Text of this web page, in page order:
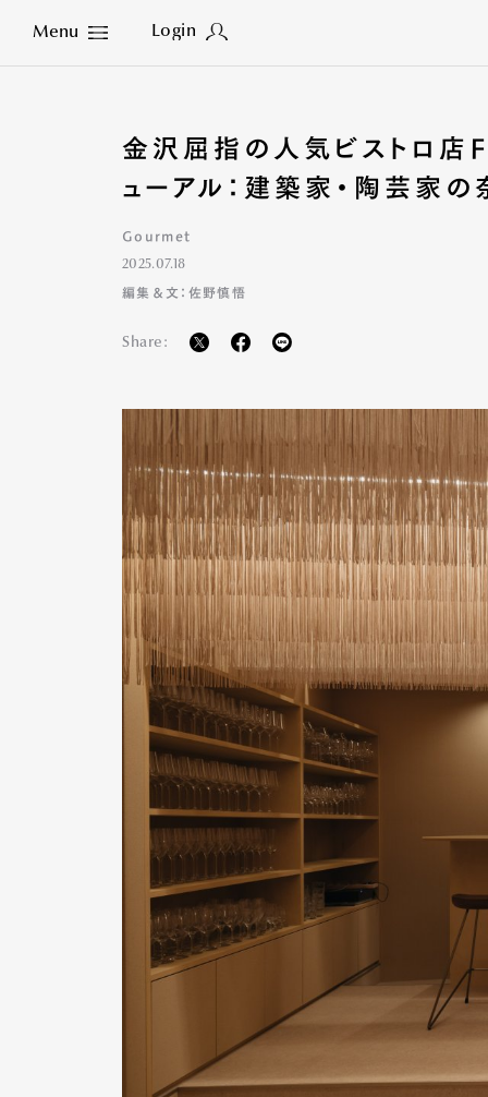
Menu Login
Close
金沢屈指の人気ビストロ店
ューアル：建築家・陶芸家
Gourmet
2025.07.18
編集＆文：佐野慎悟
Share: